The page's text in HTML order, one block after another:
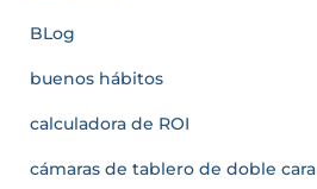
BLog
buenos hábitos
calculadora de ROI
cámaras de tablero de doble cara